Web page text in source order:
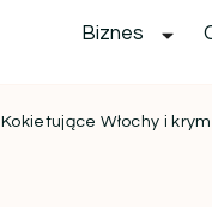
Biznes
Kokietujące Włochy i